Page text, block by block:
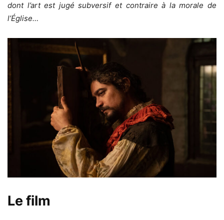
dont l’art est jugé subversif et contraire à la morale de
l’Église…
Le film